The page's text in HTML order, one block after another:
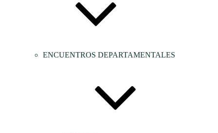
ENCUENTROS DEPARTAMENTALES